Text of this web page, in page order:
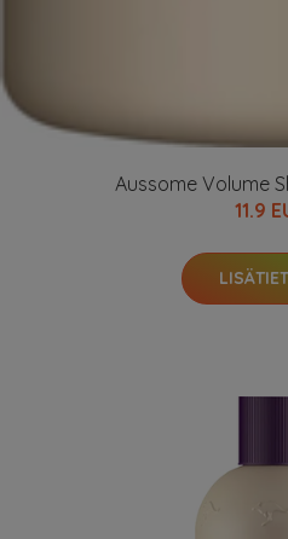
Aussome Volume
11.9